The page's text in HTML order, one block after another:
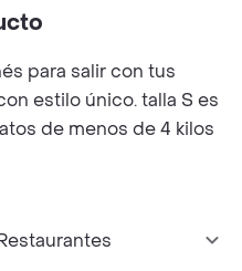
para salir con tus
estilo único. talla S es
de menos de 4 kilos